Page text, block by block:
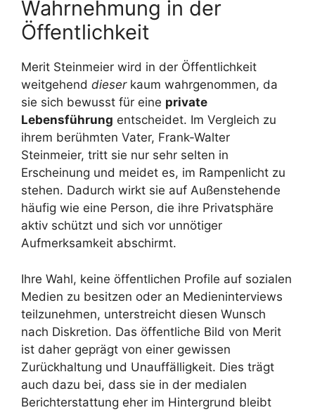
Wahrnehmung in der
Öffentlichkeit
Merit Steinmeier wird in der Öffentlichkeit
weitgehend dieserkaum wahrgenommen, da
sie sich bewusst für eine private
Lebensführung entscheidet. Im Vergleich zu
ihrem berühmten Vater, Frank-Walter
Steinmeier, tritt sie nur sehr selten in
Erscheinung und meidet es, im Rampenlicht zu
stehen. Dadurch wirkt sie auf Außenstehende
häufig wie eine Person, die ihre Privatsphäre
aktiv schützt und sich vor unnötiger
Aufmerksamkeit abschirmt.
Ihre Wahl, keine öffentlichen Profile auf sozialen
Medien zu besitzen oder an Medieninterviews
teilzunehmen, unterstreicht diesen Wunsch
nach Diskretion. Das öffentliche Bild von Merit
ist daher geprägt von einer gewissen
Zurückhaltung und Unauffälligkeit. Dies trägt
auch dazu bei, dass sie in der medialen
Berichterstattung eher im Hintergrund bleibt